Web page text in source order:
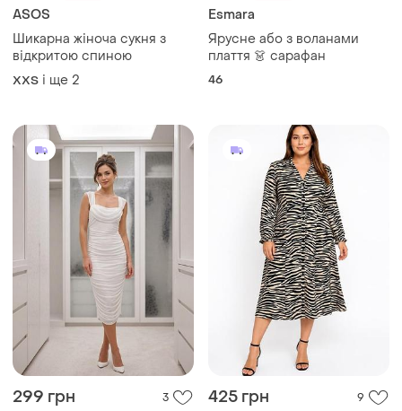
ASOS
Шикарна жіноча сукня з
відкритою спиною
XХS і ще 2
Esmara
Ярусне або з воланами
плаття 👗 сарафан
46
299 грн 3 425 грн 9